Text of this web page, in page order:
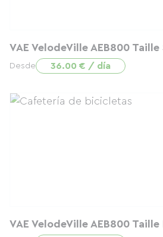
VAE VelodeVille AEB800 Taille
Desde 36.00 € / día
VAE VelodeVille AEB800 Taille